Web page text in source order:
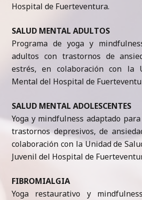
Hospital de Fuerteventura.
SALUD MENTAL ADULTOS
Programa de yoga y
adultos con trastornos de
estrés, en colaboración con la
Mental del Hospital de
SALUD MENTAL ADOLESCENTES
Yoga y mindfulness adaptado
trastornos depresivos, de
colaboración con la Unidad de
Juvenil del Hospital de
FIBROMIALGIA
Yoga restaurativo y